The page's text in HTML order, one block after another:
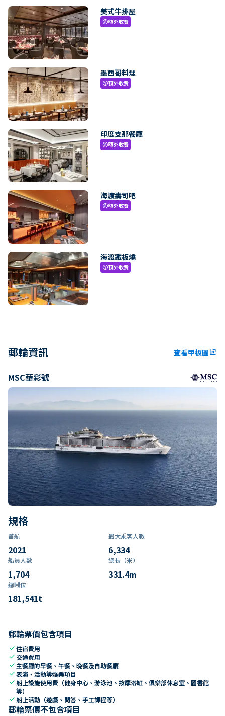
美式牛排屋
paid額外收費
墨西哥料理
paid額外收費
印度支那餐廳
paid額外收費
海渡壽司吧
paid額外收費
海渡鐵板燒
paid額外收費
郵輪資訊 查看甲板圖ungroup
MSC華彩號
規格
首航
2021
最大乘客人數
6,334
船員人數
1,704
總長（米）
331.4m
總噸位
181,541t
郵輪票價包含項目
check住宿費用
check 交通費用
check 主餐廳的早餐、午餐、晚餐及自助餐廳
check表演、活動等娛樂項目
check船上設施使用費（健身中心、游泳池、按摩浴缸、俱樂部休息室、圖書館
等）
check船上活動（遊戲、問答、手工課程等）
郵輪票價不包含項目